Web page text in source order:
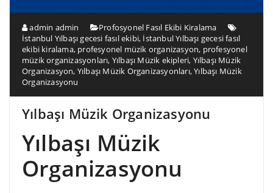
admin admin
Profosyonel Fasıl Ekibi Kiralama
İstanbul Yılbaşı gecesi fasıl ekibi, İstanbul Yılbaşı gecesi fasıl
ekibi kiralama, profesyonel müzik organizasyon, profesyonel
müzik organizasyonları, Yılbaşı Müzik ekipleri, Yılbaşı Müzik
Organizasyon, Yılbaşı Müzik Organizasyonları,Yılbaşı Müzik
Organizasyonu
Yılbaşı Müzik Organizasyonu
Yılbaşı Müzik
Organizasyonu